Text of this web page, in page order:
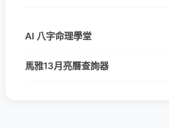
AI 八字命理學堂
馬雅13月亮曆查詢器